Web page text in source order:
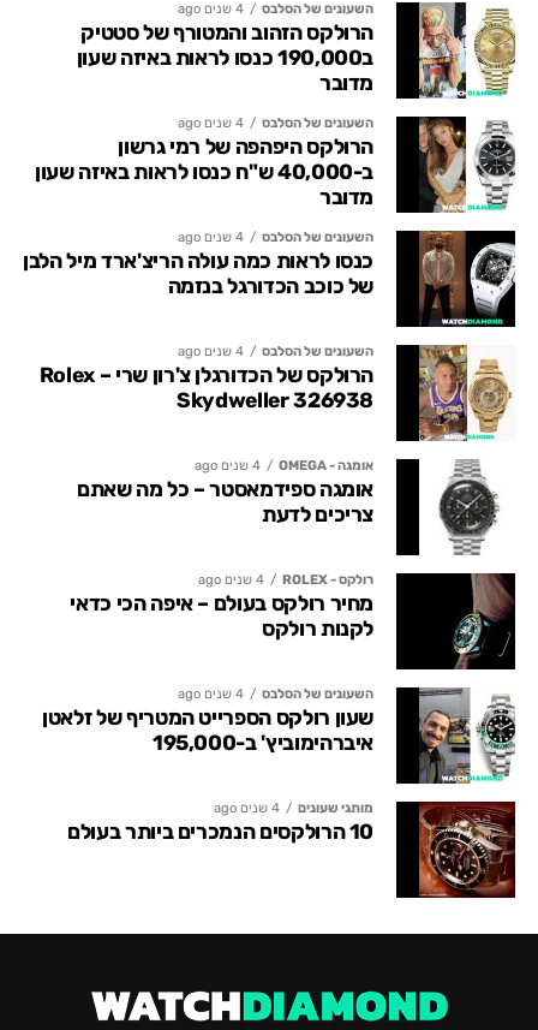
השעונים של הסלבס 4 שנים ago
הרולקס הזהוב והמטורף של סטטיק
ב190,000 כנסו לראות באיזה שעון
מדובר
השעונים של הסלבס 4 שנים ago
הרולקס היפהפה של רמי גרשון
ב-40,000 ש"ח כנסו לראות באיזה שעון
מדובר
השעונים של הסלבס 4 שנים ago
כנסו לראות כמה עולה הריצ'ארד מיל הלבן
של כוכב הכדורגל בנזמה
השעונים של הסלבס 4 שנים ago
הרולקס של הכדורגלן צ'רון שרי – Rolex
Skydweller 326938
אומגה - OMEGA 4 שנים ago
אומגה ספידמאסטר – כל מה שאתם
צריכים לדעת
רולקס - ROLEX 4 שנים ago
מחיר רולקס בעולם – איפה הכי כדאי
לקנות רולקס
השעונים של הסלבס 4 שנים ago
שעון רולקס הספרייט המטריף של זלאטן
איברהימוביץ' ב-195,000
מותגי שעונים 4 שנים ago
10 הרולקסים הנמכרים ביותר בעולם